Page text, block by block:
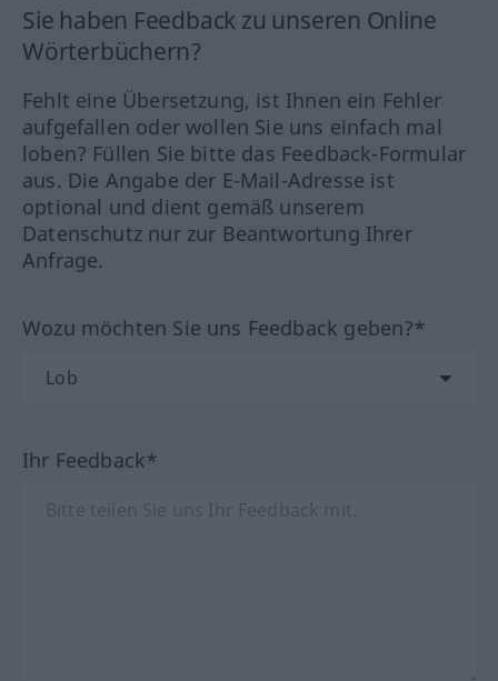
Sie haben Feedback zu unseren Online
Wörterbüchern?
Fehlt eine Übersetzung, ist Ihnen ein Fehler
aufgefallen oder wollen Sie uns einfach mal
loben? Füllen Sie bitte das Feedback-Formular
aus. Die Angabe der E-Mail-Adresse ist
optional und dient gemäß unserem
Datenschutz nur zur Beantwortung Ihrer
Anfrage.
Wozu möchten Sie uns Feedback geben?*
Ihr Feedback*